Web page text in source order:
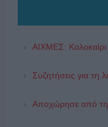
ΑΙΧΜΕΣ:
Συζητήσεις για τη
Αποχώρησε από